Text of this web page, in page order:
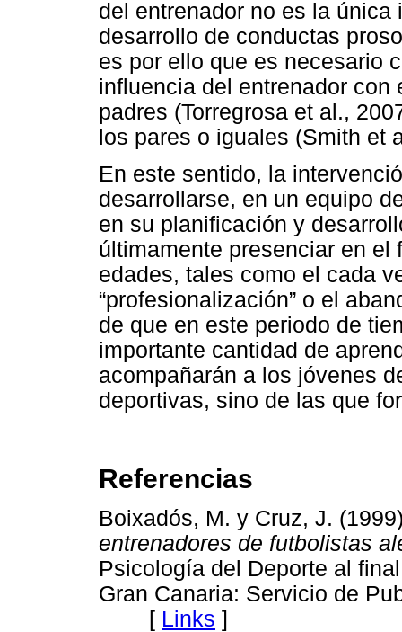
del entrenador no es la
desarrollo de conductas
es por ello que es necesario
influencia del entrenador
padres (Torregrosa et al.,
los pares o iguales (Smith et
En este sentido, la
desarrollarse, en un equipo
en su planificación y
últimamente presenciar en el
edades, tales como el cada
“profesionalización” o el
de que en este periodo de
importante cantidad de
acompañarán a los jóvenes
deportivas, sino de las que
Referencias
Boixadós, M. y Cruz, J.
entrenadores de futbolistas
Psicología del Deporte al
Gran Canaria: Servicio de
[ Links ]